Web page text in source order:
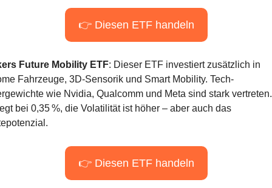
👉 Diesen ETF handeln
Future Mobility ETF: Dieser ETF investiert zusätzlich in
Fahrzeuge, 3D-Sensorik und Smart Mobility. Tech-
wie Nvidia, Qualcomm und Meta sind stark
bei 0,35 %, die Volatilität ist höher – aber auch das
👉 Diesen ETF handeln